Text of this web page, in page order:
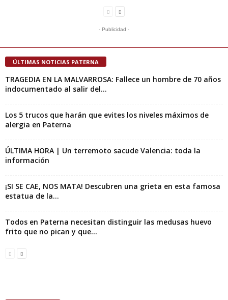
- Publicidad -
ÚLTIMAS NOTICIAS PATERNA
TRAGEDIA EN LA MALVARROSA: Fallece un hombre de 70 años
indocumentado al salir del...
Los 5 trucos que harán que evites los niveles máximos de
alergia en Paterna
ÚLTIMA HORA | Un terremoto sacude Valencia: toda la
información
¡SI SE CAE, NOS MATA! Descubren una grieta en esta famosa
estatua de la...
Todos en Paterna necesitan distinguir las medusas huevo
frito que no pican y que...